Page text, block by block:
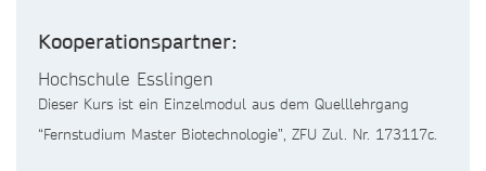
Kooperationspartner:
Hochschule Esslingen
Dieser Kurs ist ein Einzelmodul aus dem Quelllehrgang
“Fernstudium Master Biotechnologie”, ZFU Zul. Nr. 173117c.